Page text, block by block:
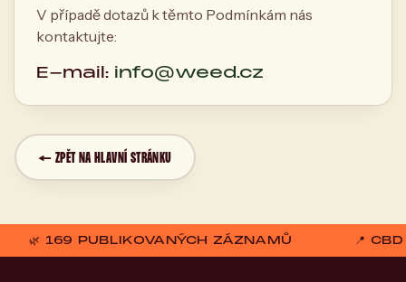
V případě dotazů k těmto Podmínkám nás
kontaktujte:
E-mail: info@weed.cz
← ZPĚT NA HLAVNÍ STRÁNKU
🌿 169 PUBLIKOVANÝCH ZÁZNAMŮ 📍